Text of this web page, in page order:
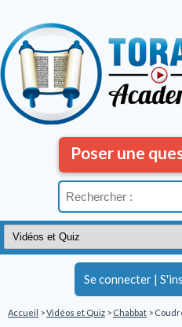
Se connecter |
Poser une
Accueil >Vidéos et Quiz > Chabbat >